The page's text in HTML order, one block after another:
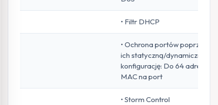
• Filtr DHCP
• Ochrona portów poprzez
ich statyczną/dynamiczną
konfigurację: Do 64 adresów
MAC na port
• Storm Control